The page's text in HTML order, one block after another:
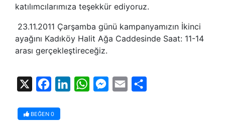
katılımcılarımıza teşekkür ediyoruz.
23.11.2011 Çarşamba günü kampanyamızın İkinci
ayağını Kadıköy Halit Ağa Caddesinde Saat: 11-14
arası gerçekleştireceğiz.
FacebookLinkedInWhatsAppMessenger
Email
BEĞEN 0